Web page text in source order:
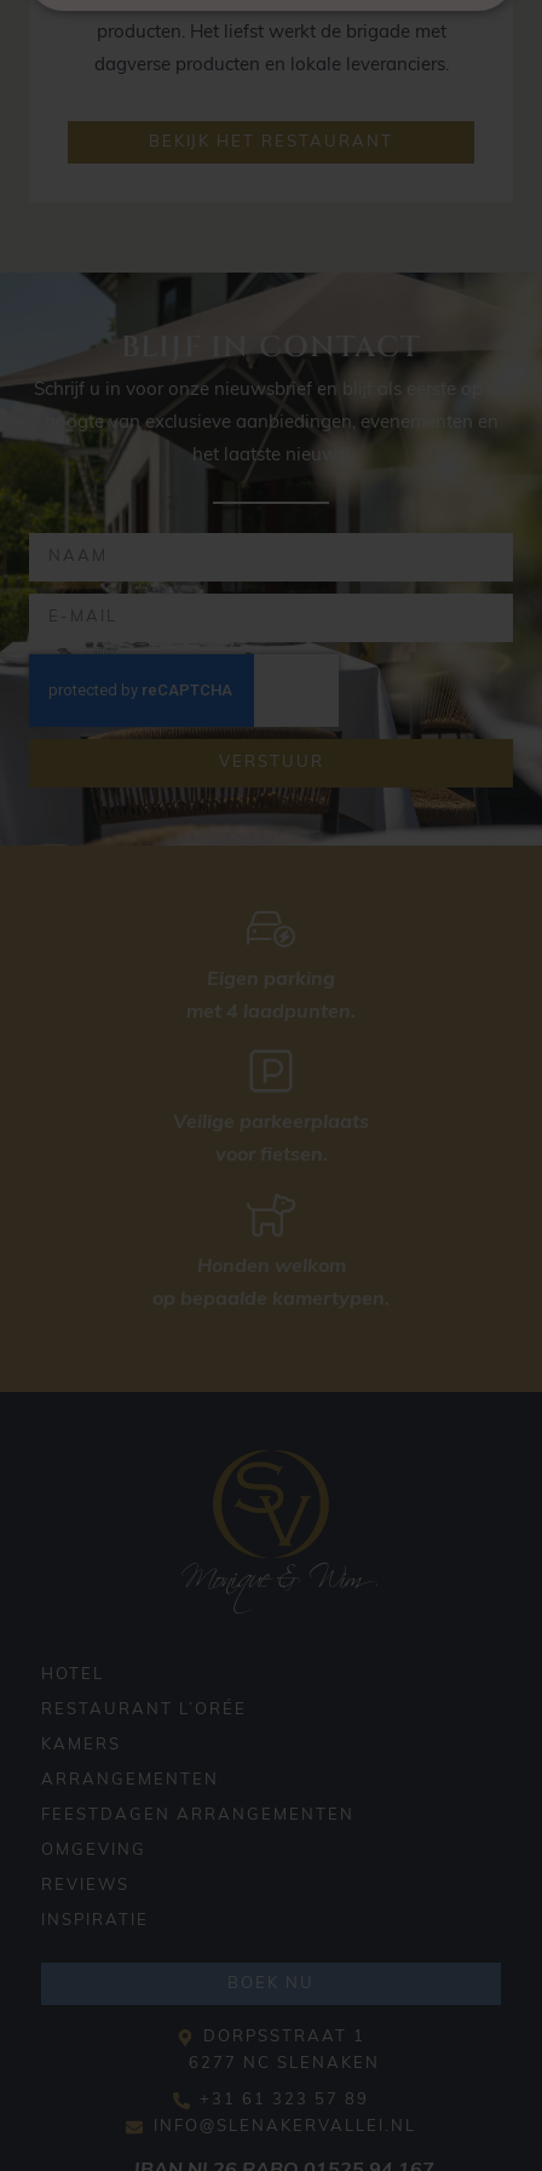
producten. Het liefst werkt de brigade met
dagverse producten en lokale leveranciers.
BEKIJK HET RESTAURANT
BLIJF IN CONTACT
Schrijf u in voor onze nieuwsbrief en blijf als eerste op de
hoogte van exclusieve aanbiedingen, evenementen en
het laatste nieuws!
VERSTUUR
Eigen parking
met 4 laadpunten.
Veilige parkeerplaats
voor fietsen.
Honden welkom
op bepaalde kamertypen.
Monique & Wim
HOTEL
RESTAURANT L’ORÉE
KAMERS
ARRANGEMENTEN
FEESTDAGEN ARRANGEMENTEN
OMGEVING
REVIEWS
INSPIRATIE
BOEK NU
DORPSSTRAAT 1
6277 NC SLENAKEN
+31 61 323 57 89
INFO@SLENAKERVALLEI.NL